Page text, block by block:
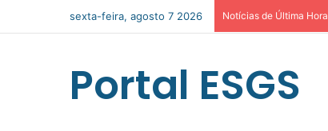
sexta-feira, agosto 7 2026 Notícias de Última Hora
Portal ESGS